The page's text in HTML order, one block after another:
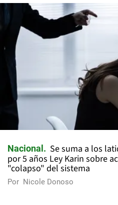
Nacional
Se suma a los
por 5 años Ley Karin sobre
"colapso" del sistema
Por Nicole Donoso